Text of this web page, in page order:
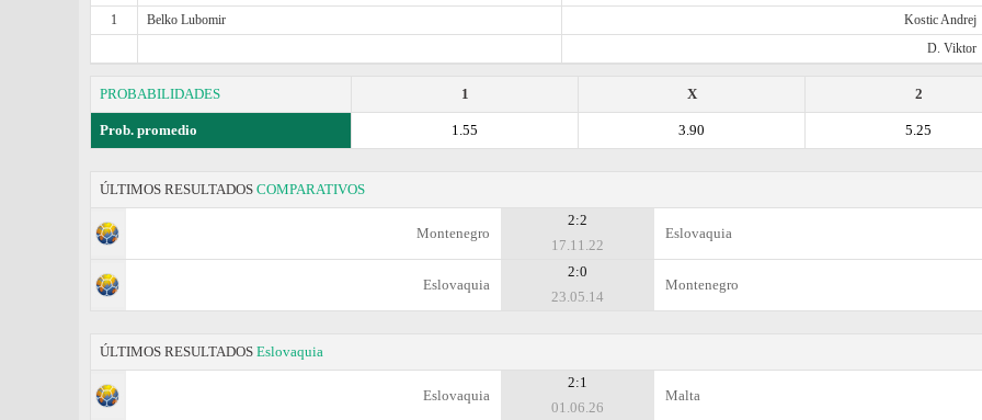
1
Belko Lubomir Kostic Andrej
D. Viktor
PROBABILIDADES 2
X
1
Prob. promedio 5.25
3.90
1.55
ÚLTIMOS RESULTADOS COMPARATIVOS
Montenegro
2:2
17.11.22
Eslovaquia
Eslovaquia
2:0
23.05.14
Montenegro
ÚLTIMOS RESULTADOS Eslovaquia
Eslovaquia
2:1
01.06.26
Malta